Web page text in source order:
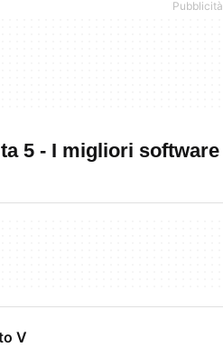
5 - I migliori software
V